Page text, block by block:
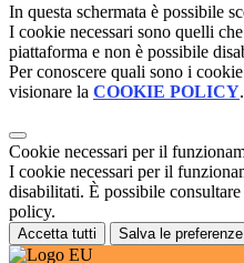
In questa schermata è possibile
I cookie necessari sono quelli
piattaforma e non è possibile
Per conoscere quali sono i
visionare la COOKIE POLICY.
Cookie necessari per il
I cookie necessari per il
disabilitati. È possibile
policy.
Accetta tutti Salva le preferenze